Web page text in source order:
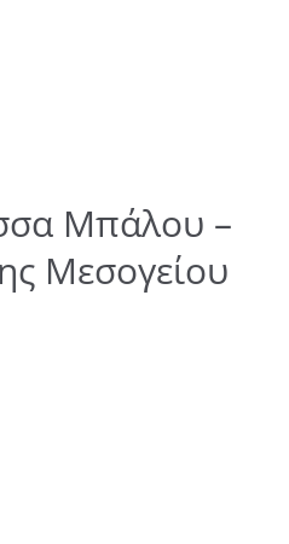
Μπάλου –
Μεσογείου